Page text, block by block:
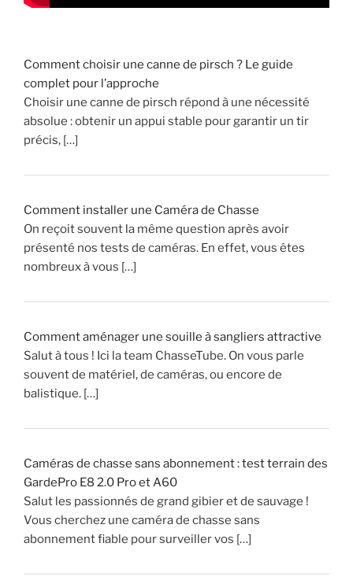
Comment choisir une canne de pirsch ? Le guide
complet pour l’approche
Choisir une canne de pirsch répond à une nécessité
absolue : obtenir un appui stable pour garantir un tir
précis, […]
Comment installer une Caméra de Chasse
On reçoit souvent la même question après avoir
présenté nos tests de caméras. En effet, vous êtes
nombreux à vous […]
Comment aménager une souille à sangliers attractive
Salut à tous ! Ici la team ChasseTube. On vous parle
souvent de matériel, de caméras, ou encore de
balistique. […]
Caméras de chasse sans abonnement : test terrain des
GardePro E8 2.0 Pro et A60
Salut les passionnés de grand gibier et de sauvage !
Vous cherchez une caméra de chasse sans
abonnement fiable pour surveiller vos […]